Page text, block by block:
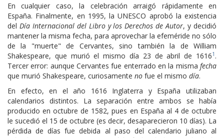
En cualquier caso, la celebración arraigó rápidamente en
España. Finalmente, en 1995, la UNESCO aprobó la existencia
del Día Internacional del Libro y los Derechos de Autor, y decidió
mantener la misma fecha, para aprovechar la efeméride no sólo
de la "muerte" de Cervantes, sino también la de William
Shakespeare, que murió el mismo día 23 de abril de 16161 .
Tercer error: aunque Cervantes fue enterrado en la misma fecha
que murió Shakespeare, curiosamente no fue el mismo día.
En efecto, en el año 1616 Inglaterra y España utilizaban
calendarios distintos. La separación entre ambos se había
producido en octubre de 1582, pues en España al 4 de octubre
le sucedió el 15 de octubre (es decir, desaparecieron 10 días). La
pérdida de días fue debida al paso del calendario juliano al